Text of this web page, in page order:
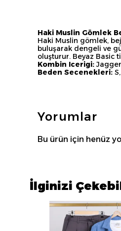
Haki Muslin Gömlek
Haki Muslin gömlek,
buluşarak dengeli ve
oluşturur. Beyaz Basic
Kombin Icerigi:
Beden Secenekleri:
Yorumlar
Bu ürün için henüz
İlginizi